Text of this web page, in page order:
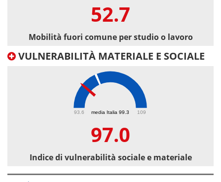
52.7
Mobilità fuori comune per studio o lavoro
VULNERABILITÀ MATERIALE E SOCIALE
media Italia 99.3
93.6 109
97.0
Indice di vulnerabilità sociale e materiale